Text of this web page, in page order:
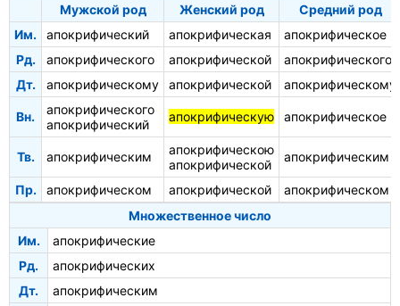
Мужской род
Женский род
Средний род
Им.
апокрифический апокрифическая
апокрифическое
Рд.
апокрифического апокрифической
апокрифического
Дт.
апокрифическому апокрифической апокрифическому
Вн.
апокрифического
апокрифический
апокрифическую апокрифическое
Тв. апокрифическим
апокрифическою
апокрифической
апокрифическим
Пр. апокрифическом апокрифической
апокрифическом
Множественное число
Им.
апокрифические
Рд.
апокрифических
Дт.
апокрифическим